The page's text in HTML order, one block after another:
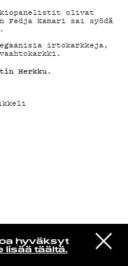
hyväksyt
lisää täältä.
VIESTI
STUDIOON
olivat
Kamari sai syödä
irtokarkkeja,
Herkku.